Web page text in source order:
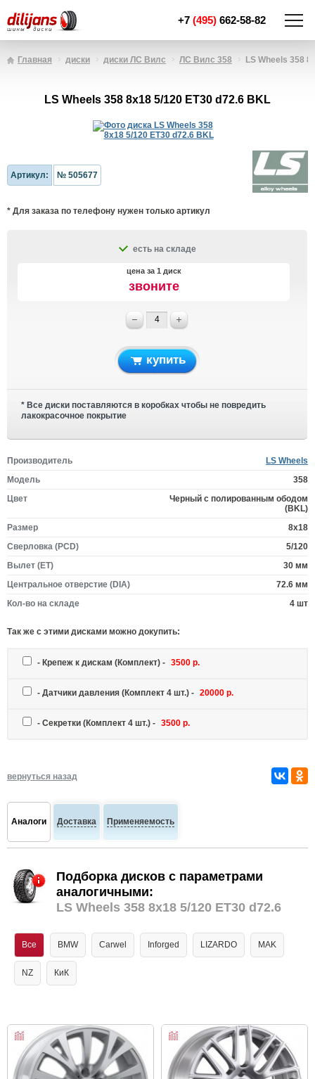
+7 (495) 662-58-82
Главная диски диски ЛС Вилс ЛС Вилс 358 LS Wheels 358
LS Wheels 358 8x18 5/120 ET30 d72.6 BKL
Артикул: № 505677
* Для заказа по телефону нужен только артикул
есть на складе
цена за 1 диск
звоните
купить
* Все диски поставляются в коробках чтобы не повредить
лакокрасочное покрытие
Производитель
LS Wheels
Модель
358
Цвет
Черный с полированным ободом
(BKL)
Размер
8x18
Сверловка (PCD)
5/120
Вылет (ET)
30 мм
Центральное отверстие (DIA)
72.6 мм
Кол-во на складе
4 шт
Так же c этими дисками можно докупить:
- Крепеж к дискам (Комплект) - 3500 р.
- Датчики давления (Комплект 4 шт.) - 20000 р.
- Секретки (Комплект 4 шт.) - 3500 р.
вернуться назад
Аналоги Доставка Применяемость
Подборка дисков с параметрами
аналогичными:
LS Wheels 358 8x18 5/120 ET30 d72.6
Все BMW Carwel Inforged LIZARDO MAK
NZ КиК